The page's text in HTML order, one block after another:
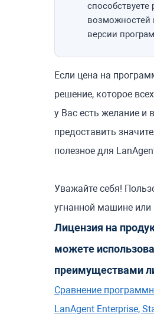
возможностей
версии
Если цена на
решение, которое
у Вас есть желание и
предоставить
полезное для
Уважайте себя!
угнанной машине или
Лицензия на
можете
преимуществами
Сравнение
LanAgent Enterprise,